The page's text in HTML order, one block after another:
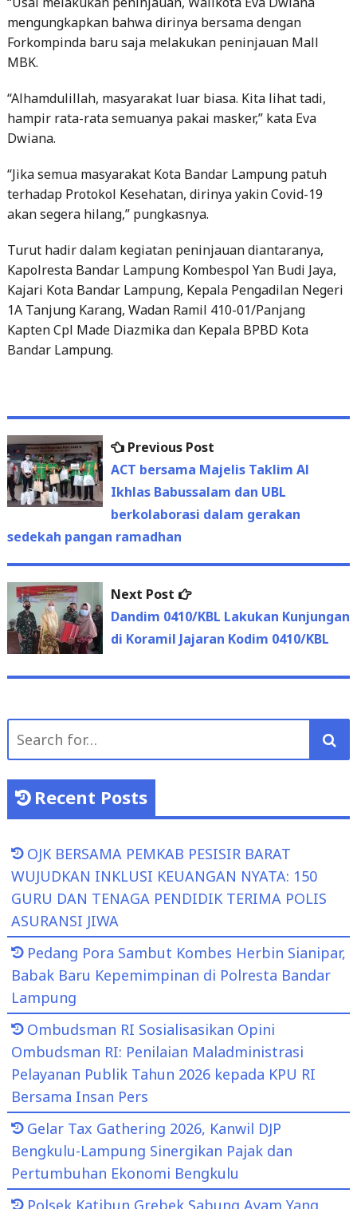
mengungkapkan bahwa dirinya bersama dengan
Forkompinda baru saja melakukan peninjauan Mall
MBK.
“Alhamdulillah, masyarakat luar biasa. Kita lihat tadi,
hampir rata-rata semuanya pakai masker,” kata Eva
Dwiana.
“Jika semua masyarakat Kota Bandar Lampung patuh
terhadap Protokol Kesehatan, dirinya yakin Covid-19
akan segera hilang,” pungkasnya.
Turut hadir dalam kegiatan peninjauan diantaranya,
Kapolresta Bandar Lampung Kombespol Yan Budi Jaya,
Kajari Kota Bandar Lampung, Kepala Pengadilan Negeri
1A Tanjung Karang, Wadan Ramil 410-01/Panjang
Kapten Cpl Made Diazmika dan Kepala BPBD Kota
Bandar Lampung.
Post
navigation
Previous Post
post:
ACT bersama Majelis Taklim Al
Ikhlas Babussalam dan UBL
berkolaborasi dalam gerakan
sedekah pangan ramadhan
Next Post
Next
post:
Dandim 0410/KBL Lakukan Kunjungan
di Koramil Jajaran Kodim 0410/KBL
Search
Recent Posts
OJK BERSAMA PEMKAB PESISIR BARAT
WUJUDKAN INKLUSI KEUANGAN NYATA: 150
GURU DAN TENAGA PENDIDIK TERIMA POLIS
ASURANSI JIWA
Pedang Pora Sambut Kombes Herbin Sianipar,
Babak Baru Kepemimpinan di Polresta Bandar
Lampung
Ombudsman RI Sosialisasikan Opini
Ombudsman RI: Penilaian Maladministrasi
Pelayanan Publik Tahun 2026 kepada KPU RI
Bersama Insan Pers
Gelar Tax Gathering 2026, Kanwil DJP
Bengkulu-Lampung Sinergikan Pajak dan
Pertumbuhan Ekonomi Bengkulu
Polsek Katibun Grebek Sabung Ayam Yang